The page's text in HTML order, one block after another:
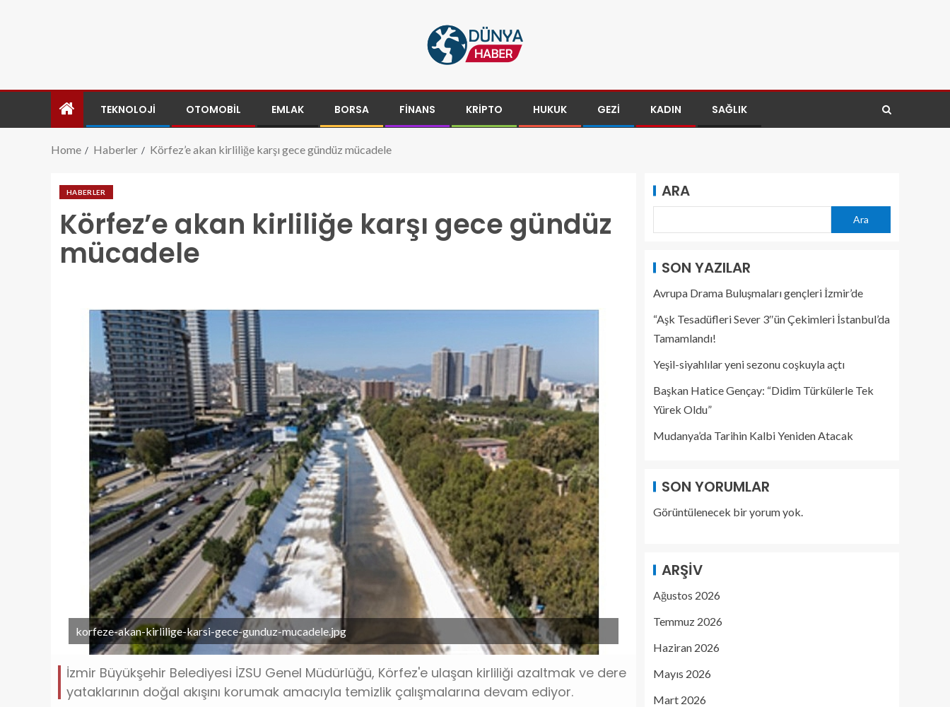
TEKNOLOJI OTOMOBIL EMLAK BORSA FINANS KRIPTO HUKUK GEZI KADIN SAĞLIK
Home Haberler Körfez’e akan kirliliğe karşı gece gündüz mücadele
HABERLER
Körfez’e akan kirliliğe karşı gece gündüz
mücadele
korfeze-akan-kirlilige-karsi-gece-gunduz-mucadele.jpg
İzmir Büyükşehir Belediyesi İZSU Genel Müdürlüğü, Körfez'e ulaşan kirliliği azaltmak ve dere
yataklarının doğal akışını korumak amacıyla temizlik çalışmalarına devam ediyor.
ARA
Ara
SON YAZILAR
Avrupa Drama Buluşmaları gençleri İzmir’de
“Aşk Tesadüfleri Sever 3″ün Çekimleri İstanbul’da
Tamamlandı!
Yeşil-siyahlılar yeni sezonu coşkuyla açtı
Başkan Hatice Gençay: “Didim Türkülerle Tek
Yürek Oldu”
Mudanya’da Tarihin Kalbi Yeniden Atacak
SON YORUMLAR
Görüntülenecek bir yorum yok.
ARŞIV
Ağustos 2026
Temmuz 2026
Haziran 2026
Mayıs 2026
Mart 2026